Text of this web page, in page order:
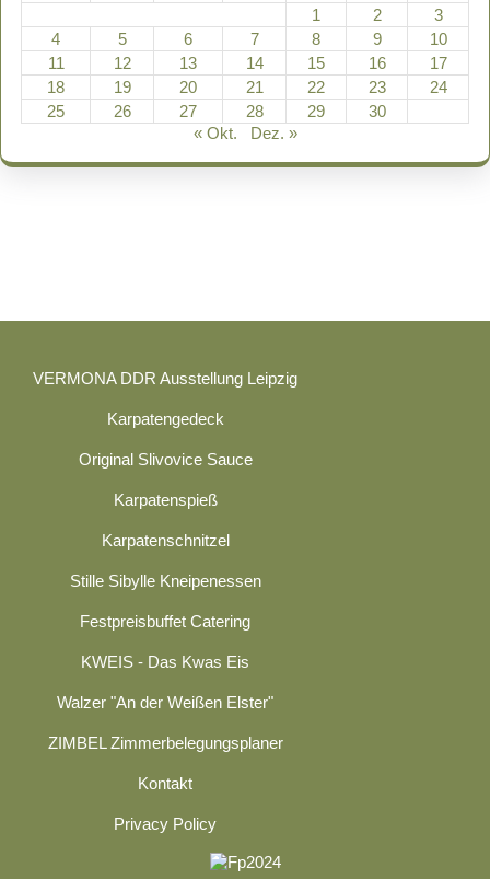
1
2
3
4
5 6 7 8 9
10
11
12 13 14 15 16
17
18
19 20 21 22 23
24
25
26 27 28 29
30
« Okt.
Dez. »
VERMONA DDR Ausstellung Leipzig
Karpatengedeck
Original Slivovice Sauce
Karpatenspieß
Karpatenschnitzel
Stille Sibylle Kneipenessen
Festpreisbuffet Catering
KWEIS - Das Kwas Eis
Walzer "An der Weißen Elster"
ZIMBEL Zimmerbelegungsplaner
Kontakt
Privacy Policy